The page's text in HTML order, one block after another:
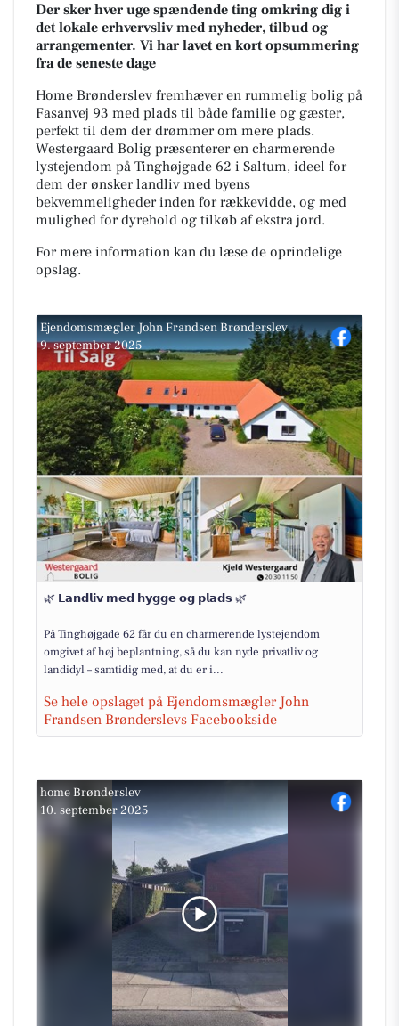
Der sker hver uge spændende ting omkring dig i
det lokale erhvervsliv med nyheder, tilbud og
arrangementer. Vi har lavet en kort opsummering
fra de seneste dage
Home Brønderslev fremhæver en rummelig bolig på
Fasanvej 93 med plads til både familie og gæster,
perfekt til dem der drømmer om mere plads.
Westergaard Bolig præsenterer en charmerende
lystejendom på Tinghøjgade 62 i Saltum, ideel for
dem der ønsker landliv med byens
bekvemmeligheder inden for rækkevidde, og med
mulighed for dyrehold og tilkøb af ekstra jord.
For mere information kan du læse de oprindelige
opslag.
Ejendomsmægler John Frandsen Brønderslev
9. september 2025
🌿 𝗟𝗮𝗻𝗱𝗹𝗶𝘃 𝗺𝗲𝗱 𝗵𝘆𝗴𝗴𝗲 𝗼𝗴 𝗽𝗹𝗮𝗱𝘀 🌿
På Tinghøjgade 62 får du en charmerende lystejendom
omgivet af høj beplantning, så du kan nyde privatliv og
landidyl – samtidig med, at du er i...
Se hele opslaget på Ejendomsmægler John
Frandsen Brønderslevs Facebookside
home Brønderslev
10. september 2025